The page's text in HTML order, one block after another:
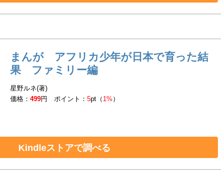
まんが アフリカ少年が日本で育った結
果 ファミリー編
星野ルネ(著)
価格：499円 ポイント：5pt（ 1% ）
Kindleストアで調べる